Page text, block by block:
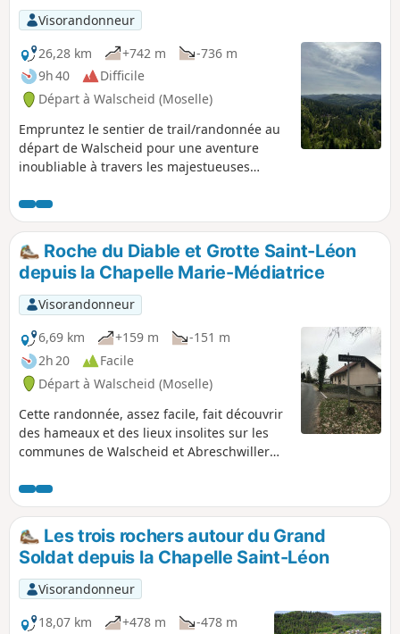
Visorandonneur
26,28 km
+742 m
-736 m
9h 40
Difficile
Départ à Walscheid (Moselle)
Empruntez le sentier de trail/randonnée au
départ de Walscheid pour une aventure
inoubliable à travers les majestueuses
environnantes. Cet itinéraire suit des
chemins roulants et accessibles. Il vous
permettra de découvrir la beauté naturelle
de la région tout en profitant de superbes
vues panoramiques. Traversez les
formations rocheuses spectaculaires et
laissez-vous émerveiller par la tranquillité
de la forêt vosgienne. Une expérience
enrichissante pour les amoureux de la
nature et les passionnés de randonnée !
Roche du Diable et Grotte Saint-Léon
depuis la Chapelle Marie-Médiatrice
Visorandonneur
6,69 km
+159 m
-151 m
2h 20
Facile
Départ à Walscheid (Moselle)
Cette randonnée, assez facile, fait découvrir
des hameaux et des lieux insolites sur les
communes de Walscheid et Abreschwiller
lieu dit du Nonnebourg puis la route nous
mène vers la Chapelle du pape Saint-Léon IX
(1002-1054), puis vers la grotte Saint-Léon-
de-Walscheid pour admirer la vue sur le
village en contre bas.
Les trois rochers autour du Grand
Soldat depuis la Chapelle Saint-Léon
Visorandonneur
18,07 km
+478 m
-478 m